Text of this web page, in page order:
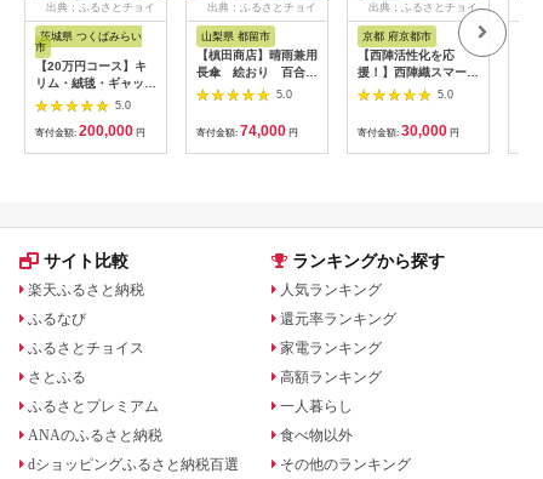
出典：ふるさとチョイ
ス
茨城県 つくばみらい
市
【20万円コース】キ
リム・絨毯・ギャッ
ベ 豊富なカタログか
ら自由に選べる！【各
限定1点 】 キリム 絨
毯 ギャッベ ラグ 手織
5.0
寄付金額: 200,000 円
出典：ふるさとチョイ
ス
山梨県 都留市
【槙田商店】晴雨兼用
長傘 絵おり 百合
ベージュ 傘 かさ 雨具
高級 晴雨 兼用 UV 日
焼け ギフト ファッシ
ョン 日傘 プレゼント
化粧箱 老舗
5.0
寄付金額: 74,000 円
出典：ふるさとチョイ
京都 府京都市
【西陣活性化を応
援！】西陣織スマート
フォンケース（風神雷
5.0
寄付金額: 30,000 円
サイト比較
楽天ふるさと納税
ふるなび
ふるさとチョイス
さとふる
ふるさとプレミアム
ANAのふるさと納税
dショッピングふるさと納税百選
ランキングから探す
人気ランキング
還元率ランキング
家電ランキング
高額ランキング
一人暮らし
食べ物以外
その他のランキング